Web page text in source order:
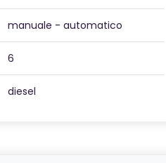
manuale - automatico
6
diesel